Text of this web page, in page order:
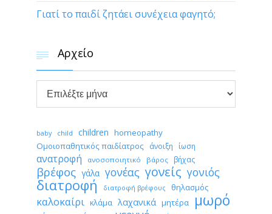
Γιατί το παιδί ζητάει συνέχεια φαγητό;
 Αρχείο
Αρχείο
baby child children homeopathy
Ομοιοπαθητικός παιδίατρος άνοιξη ίωση
ανατροφή ανοσοποιητικό βάρος βήχας
βρέφος γάλα γονέας γονείς γονιός
διατροφή διατροφή βρέφους θηλασμός
καλοκαίρι κλάμα λαχανικά μητέρα μωρό